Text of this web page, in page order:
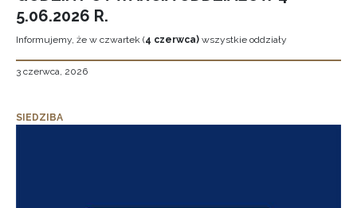
5.06.2026 R.
Informujemy, że w czwartek (4 czerwca) wszystkie oddziały
3 czerwca, 2026
SIEDZIBA